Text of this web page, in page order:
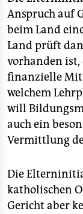
Anspruch auf
beim Land
Land prüft
vorhanden
finanzielle
welchem
will
auch ein
Vermittlung
Die
katholischen
Gericht aber